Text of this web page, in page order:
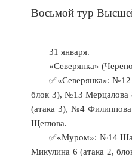
Восьмой тур
31 января.
«Северянка»
✅«Северянка»:
блок 3), №13 Мерцалова
(атака 3), №4
Щеглова.
✅«Муром»: №14
Микулина 6 (атака 2,